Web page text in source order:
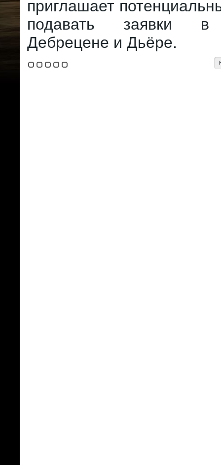
приглашает
подавать заявки в
Дебрецене и Дьёре.